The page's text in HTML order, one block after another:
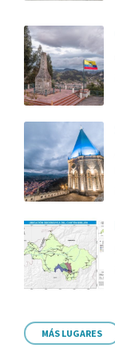
MÁS LUGARES